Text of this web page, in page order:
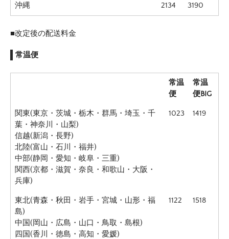
沖縄 2134 3190
■改定後の配送料金
常温便
常温
便
常温
便BIG
関東(東京・茨城・栃木・群馬・埼玉・千
葉・神奈川・山梨)
信越(新潟・長野)
北陸(富山・石川・福井)
中部(静岡・愛知・岐阜・三重)
関西(京都・滋賀・奈良・和歌山・大阪・
兵庫)
1023 1419
東北(青森・秋田・岩手・宮城・山形・福
島)
中国(岡山・広島・山口・鳥取・島根)
四国(香川・徳島・高知・愛媛)
1122 1518